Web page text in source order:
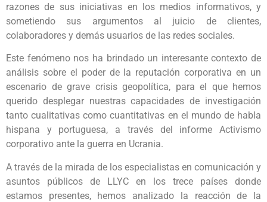
razones de sus iniciativas en los medios informativos, y
sometiendo sus argumentos al juicio de clientes,
colaboradores y demás usuarios de las redes sociales.
Este fenómeno nos ha brindado un interesante contexto de
análisis sobre el poder de la reputación corporativa en un
escenario de grave crisis geopolítica, para el que hemos
querido desplegar nuestras capacidades de investigación
tanto cualitativas como cuantitativas en el mundo de habla
hispana y portuguesa, a través del informe Activismo
corporativo ante la guerra en Ucrania.
A través de la mirada de los especialistas en comunicación y
asuntos públicos de LLYC en los trece países donde
estamos presentes, hemos analizado la reacción de la